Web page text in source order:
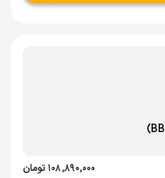
۱۰۸٬۸۹۰٬۰۰۰ تومان